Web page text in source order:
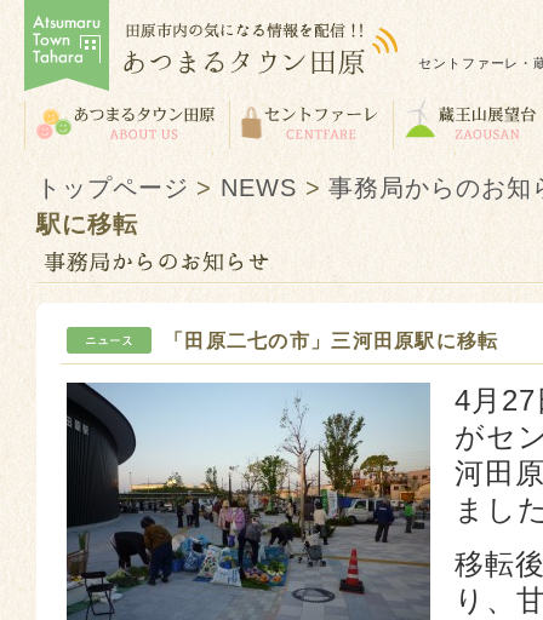
セントファーレ・
トップページ > NEWS >事務局からのお知
駅に移転
「田原二七の市」三河田原駅に移転
4月27
がセ
河田
まし
移転
り、